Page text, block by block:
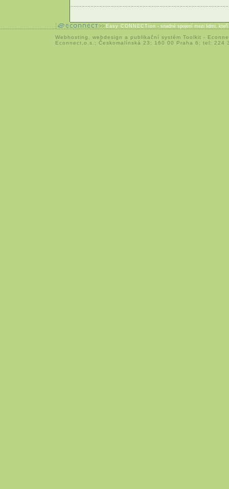
Easy CONNECTion - snadné spojení mezi lidmi,
Webhosting webdesign a publikační systém Toolkit -
Econnect,o.s.; Českomalínská 23; 160 00 Praha 6; tel: 224